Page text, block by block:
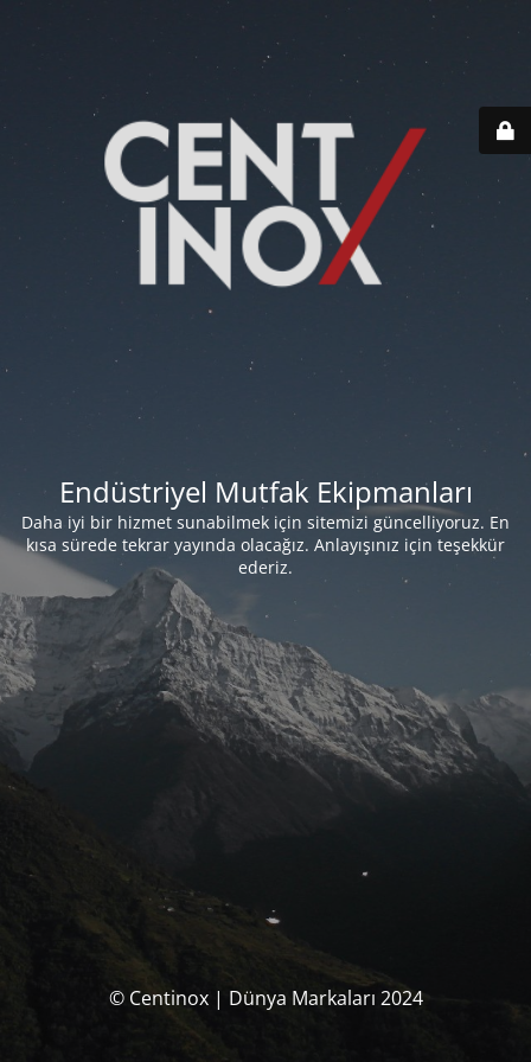
Endüstriyel Mutfak Ekipmanları
Daha iyi bir hizmet sunabilmek için sitemizi güncelliyoruz. En
kısa sürede tekrar yayında olacağız. Anlayışınız için teşekkür
ederiz.
© Centinox | Dünya Markaları 2024